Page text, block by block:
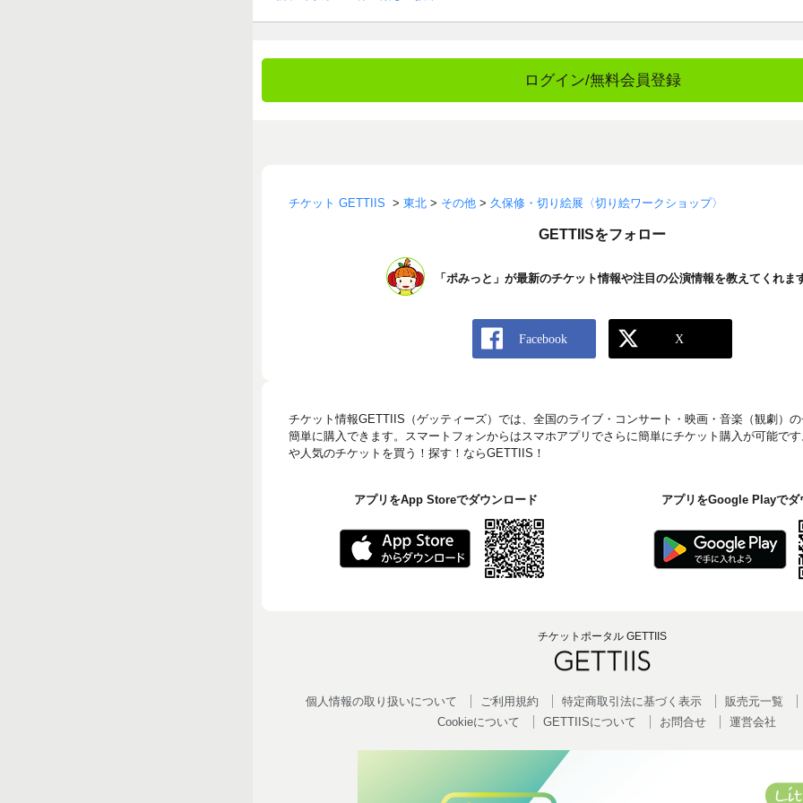
ログイン/無料会員登録
チケット GETTIIS > 東北 > その他 > 久保修・切り絵展〈切り絵ワークショップ〉
GETTIISをフォロー
「ポみっと」が最新のチケット情報や注目の公演情報を教えてくれま
チケット情報GETTIIS（ゲッティーズ）では、全国のライブ・コンサート・映画・音楽（観劇）
簡単に購入できます。スマートフォンからはスマホアプリでさらに簡単にチケット購入が可能で
や人気のチケットを買う！探す！ならGETTIIS！
アプリをApp Storeでダウンロード アプリをGoogle Playでダ
チケットポータル GETTIIS
個人情報の取り扱いについて ご利用規約 特定商取引法に基づく表示
販売元一覧
Cookieについて
GETTIISについて お問合せ 運営会社